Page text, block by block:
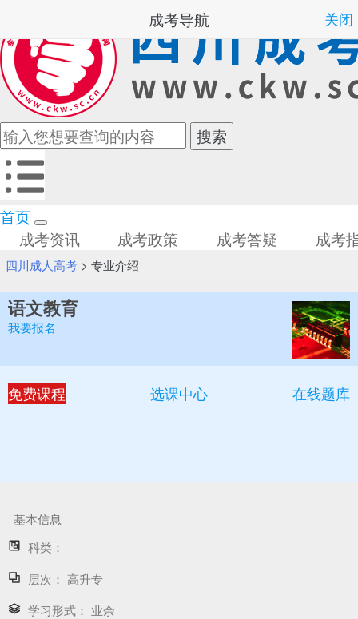
首页
成考资讯
成考政策 成考答疑 成考
四川成人高考> 专业介绍
语文教育
我要报名
免费课程 选课中心 在线题库
基本信息
科类：
层次： 高升专
学习形式： 业余
成考导航 关闭